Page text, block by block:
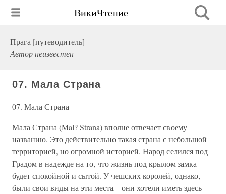
ВикиЧтение
Прага [путеводитель]
Автор неизвестен
07. Мала Страна
07. Мала Страна
Мала Страна (Mal? Strana) вполне отвечает своему
названию. Это действительно такая страна с небольшой
территорией, но огромной историей. Народ селился под
Градом в надежде на то, что жизнь под крылом замка
будет спокойной и сытой. У чешских королей, однако,
были свои виды на эти места – они хотели иметь здесь